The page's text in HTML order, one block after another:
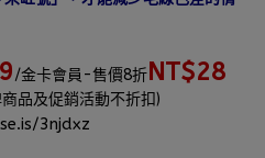
/金卡會員-售價8折 NT$28
品及促銷活動不折扣)
3njdxz